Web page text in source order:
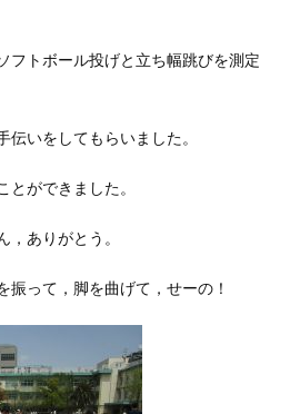
フトボール投げと立ち幅跳びを測定
いをしてもらいました。
とができました。
，ありがとう。
振って，脚を曲げて，せーの！